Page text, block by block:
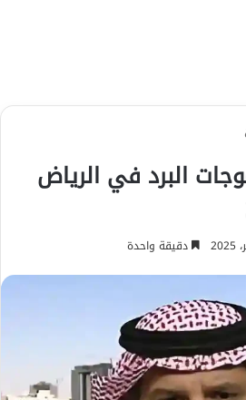
البرد في الرياض
دقيقة واحدة